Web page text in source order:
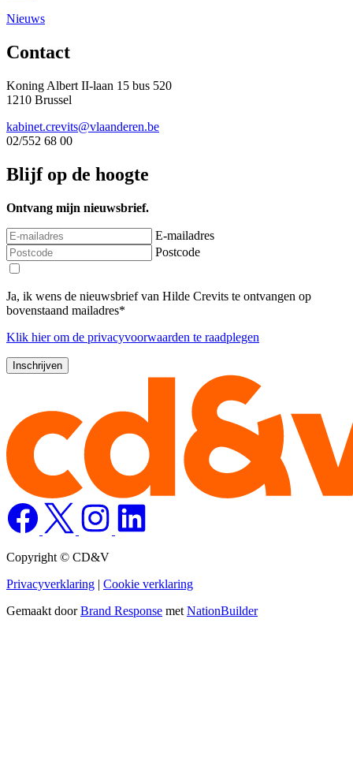
Nieuws
Contact
Koning Albert II-laan 15 bus 520
1210 Brussel
kabinet.crevits@vlaanderen.be
02/552 68 00
Blijf op de hoogte
Ontvang mijn nieuwsbrief.
E-mailadres
Postcode
Ja, ik wens de nieuwsbrief van Hilde Crevits te ontvangen op
bovenstaand mailadres*
Klik hierom de privacyvoorwaarden te raadplegen
Copyright © CD&V
Privacyverklaring | Cookie verklaring
Gemaakt doorBrand Response met NationBuilder